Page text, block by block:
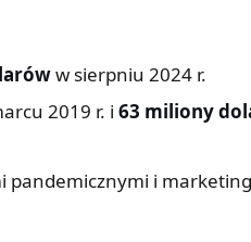
w sierpniu 2024 r.
2019 r. i 63 miliony
i